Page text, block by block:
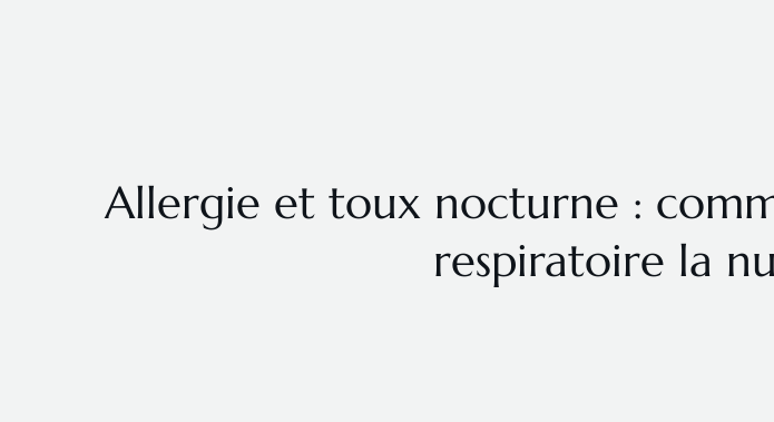
Allergie et toux nocturne :
respiratoire la